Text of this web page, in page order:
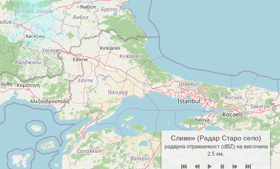
Сливен (Радар Старо село)
радарна отражаемост (dBZ) на височина
2.5 км.